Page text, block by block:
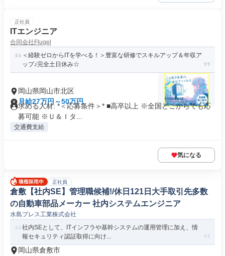
正社員
ITエンジニア
合同会社Flugel
＜経験ゼロからITを学べる！＞豊富な研修でスキルアップ＆年収ア
ップ♪完全土日休み☆
岡山県岡山市北区
月給27万円～50万円
求める人材: *＜応募条件＞* ■高卒以上 ※全国どこからでも応
募可能 ※Ｕ＆Ｉタ...
交通費支給
気になる
正社員
倉敷【社内SE】管理職候補!/休日121日大手取引先多数
の自動車部品メーカー 社内システムエンジニア
水島プレス工業株式会社
社内SEとして、ITインフラや基幹システムの運用管理に加え、情
報セキュリティ認証取得に向け...
岡山県倉敷市